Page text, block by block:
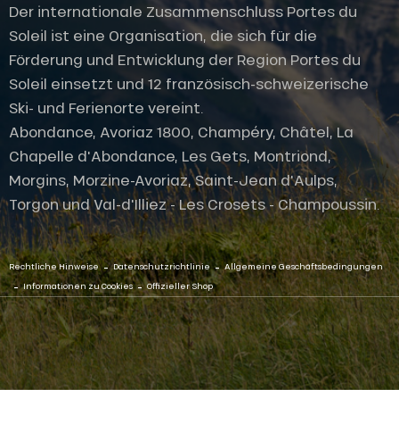
Der internationale Zusammenschluss Portes du
Soleil ist eine Organisation, die sich für die
Förderung und Entwicklung der Region Portes du
Soleil einsetzt und 12 französisch-schweizerische
Ski- und Ferienorte vereint.
Abondance, Avoriaz 1800, Champéry, Châtel, La
Chapelle d'Abondance, Les Gets, Montriond,
Morgins, Morzine-Avoriaz, Saint-Jean d'Aulps,
Torgon und Val-d'Illiez - Les Crosets - Champoussin.
Rechtliche Hinweise - Datenschutzrichtlinie - Allgemeine Geschäftsbedingungen
- Informationen zu Cookies - Offizieller Shop